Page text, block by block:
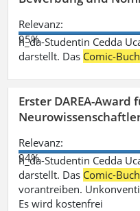
Relevanz:
95%
h_da-Studentin Cedda
darstellt. Das Comic-Buch
Erster DAREA-
Relevanz:
94%
h_da-Studentin Cedda
darstellt. Das Comic-Buch
vorantreiben.
Es wird kostenfrei